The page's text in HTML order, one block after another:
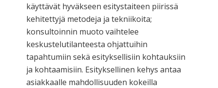
käyttävät hyväkseen esitystaiteen piirissä
kehitettyjä metodeja ja tekniikoita;
konsultoinnin muoto vaihtelee
keskustelutilanteesta ohjattuihin
tapahtumiin sekä esityksellisiin kohtauksiin
ja kohtaamisiin. Esityksellinen kehys antaa
asiakkaalle mahdollisuuden kokeilla